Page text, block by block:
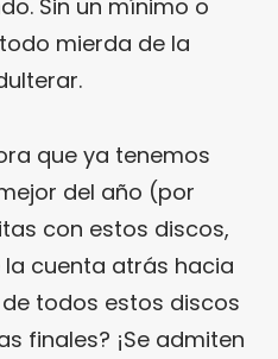
Sin un mínimo o
mierda de la
que ya tenemos
del año (por
con estos discos,
cuenta atrás hacia
todos estos discos
finales? ¡Se admiten